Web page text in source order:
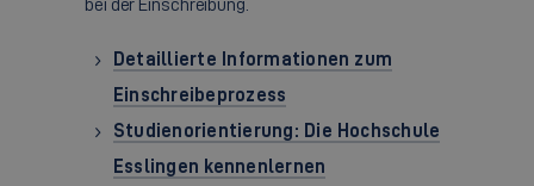
bei der Einschreibung.
Detaillierte Informationen zum
Einschreibeprozess
Studienorientierung: Die Hochschule
Esslingen kennenlernen